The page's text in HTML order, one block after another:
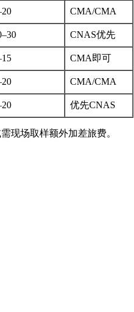
CMA/CMA
CNAS优先
CMA即可
CMA/CMA
优先CNAS
现场取样额外加差旅费。